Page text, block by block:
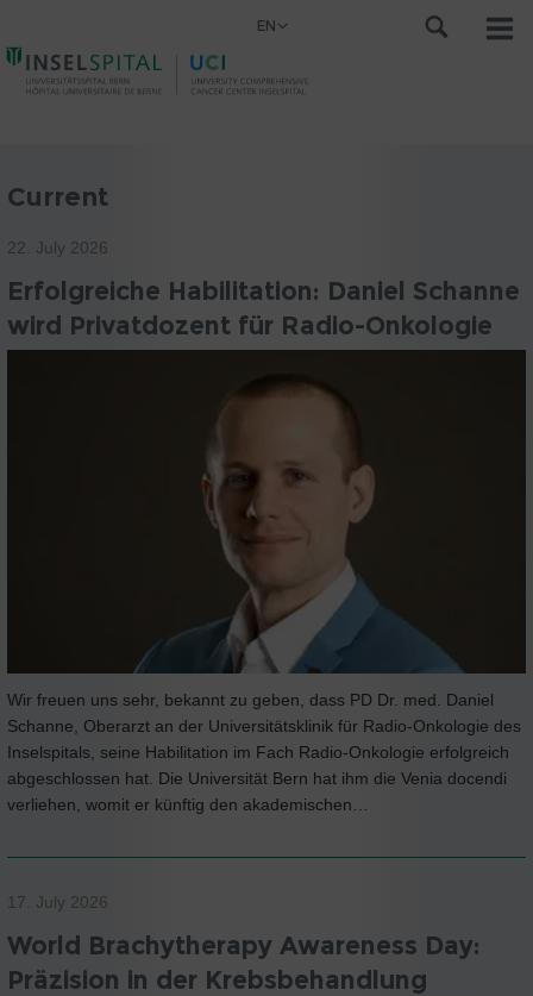
EN
Current
22. July 2026
Erfolgreiche Habilitation: Daniel Schanne
wird Privatdozent für Radio-Onkologie
Wir freuen uns sehr, bekannt zu geben, dass PD Dr. med. Daniel
Schanne, Oberarzt an der Universitätsklinik für Radio-Onkologie des
Inselspitals, seine Habilitation im Fach Radio-Onkologie erfolgreich
abgeschlossen hat. Die Universität Bern hat ihm die Venia docendi
verliehen, womit er künftig den akademischen…
17. July 2026
World Brachytherapy Awareness Day:
Präzision in der Krebsbehandlung